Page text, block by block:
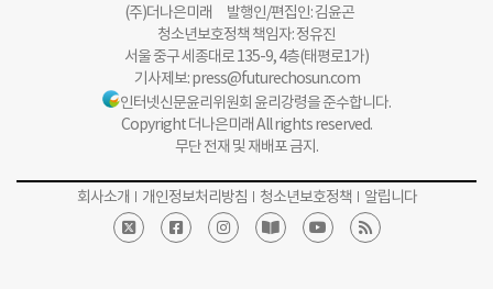
(주)더나은미래 발행인/편집인: 김윤곤
청소년보호정책 책임자: 정유진
서울 중구 세종대로 135-9, 4층(태평로1가)
기사제보:press@futurechosun.com
인터넷신문윤리위원회 윤리강령을 준수합니다.
Copyright 더나은미래 All rights reserved.
무단 전재 및 재배포 금지.
회사소개 개인정보처리방침 청소년보호정책 알립니다